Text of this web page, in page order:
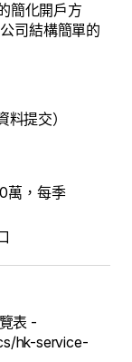
簡化開戶方
司結構簡單的
提交）
萬，每季
表 -
hk-service-